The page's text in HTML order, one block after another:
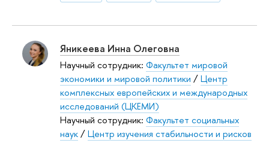
Яникеева Инна Олеговна
Научный сотрудник: Факультет мировой
экономики и мировой политики /Центр
комплексных европейских и международных
исследований (ЦКЕМИ)
Научный сотрудник: Факультет социальных
наук/Центр изучения стабильности и рисков